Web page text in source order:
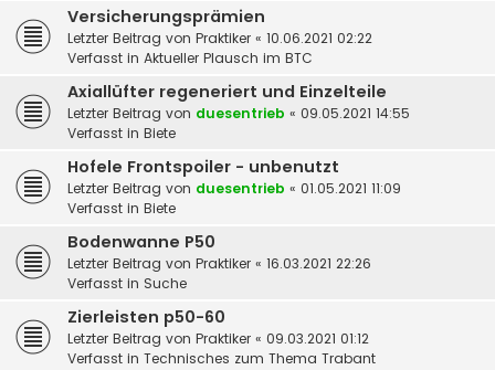
Versicherungsprämien
Letzter Beitrag von Praktiker « 10.06.2021 02:22
Verfasst in Aktueller Plausch im BTC
Axiallüfter regeneriert und Einzelteile
Letzter Beitrag von duesentrieb « 09.05.2021 14:55
Verfasst in Biete
Hofele Frontspoiler - unbenutzt
Letzter Beitrag von duesentrieb « 01.05.2021 11:09
Verfasst in Biete
Bodenwanne P50
Letzter Beitrag von Praktiker « 16.03.2021 22:26
Verfasst in Suche
Zierleisten p50-60
Letzter Beitrag von Praktiker « 09.03.2021 01:12
Verfasst in Technisches zum Thema Trabant